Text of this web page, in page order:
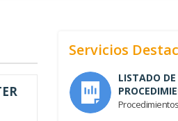
Servicios
LISTADO DE